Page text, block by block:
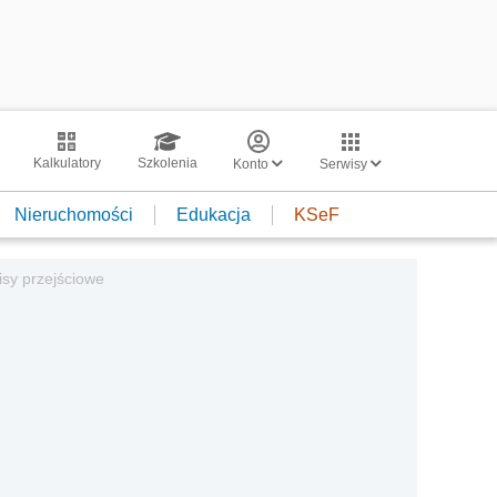
Kalkulatory Szkolenia Konto Serwisy
Nieruchomości Edukacja KSeF
przejściowe